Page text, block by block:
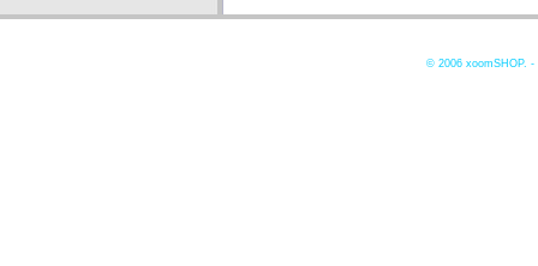
© 2006 xoomSHOP. -